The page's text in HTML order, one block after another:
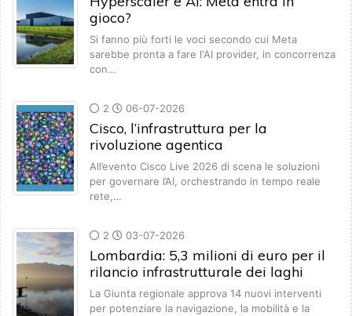
gioco?
Si fanno più forti le voci secondo cui Meta
sarebbe pronta a fare l'AI provider, in concorrenza
con…
2 06-07-2026
Cisco, l’infrastruttura per la
rivoluzione agentica
All’evento Cisco Live 2026 di scena le soluzioni
per governare l’AI, orchestrando in tempo reale
rete,…
2 03-07-2026
Lombardia: 5,3 milioni di euro per il
rilancio infrastrutturale dei laghi
La Giunta regionale approva 14 nuovi interventi
per potenziare la navigazione, la mobilità e la